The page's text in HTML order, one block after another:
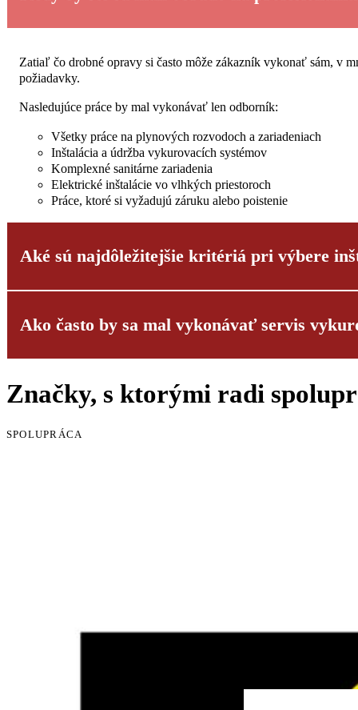
Zatiaľ čo drobné opravy si často môže zákazník vykonať sám, v
požiadavky.
Nasledujúce práce by mal vykonávať len odborník:
Všetky práce na plynových rozvodoch a zariadeniach
Inštalácia a údržba vykurovacích systémov
Komplexné sanitárne zariadenia
Elektrické inštalácie vo vlhkých priestoroch
Práce, ktoré si vyžadujú záruku alebo poistenie
Aké sú najdôležitejšie kritériá pri výbere
Výber správnej montážnej firmy je pre úspech vášho projektu
Kvalifikácia a aktuálne certifikáty
Overiteľné referencie
Transparentné stanovenie cien
Ako často by sa mal vykonávať servis
Pravidelná údržba vykurovacieho systému sa vyžaduje zo
Tepelné čerpadlá: každé 2 roky
Značky, s ktorými radi
SPOLUPRÁCA